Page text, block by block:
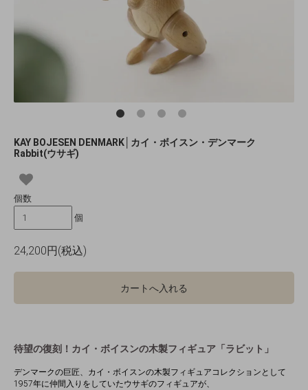
KAY BOJESEN DENMARK│カイ・ボイスン・デンマーク
Rabbit(ウサギ)
個数
個
24,200円(税込)
カートへ入れる
待望の復刻！カイ・ボイスンの木製フィギュア「ラビット」
デンマークの巨匠、カイ・ボイスンの木製フィギュアコレクションとして
1957年に仲間入りをしていたウサギのフィギュアが、